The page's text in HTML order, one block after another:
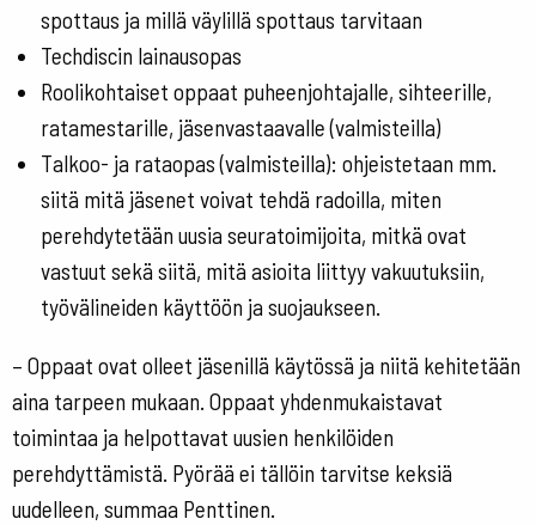
spottaus ja millä väylillä spottaus tarvitaan
Techdiscin lainausopas
Roolikohtaiset oppaat puheenjohtajalle, sihteerille,
ratamestarille, jäsenvastaavalle (valmisteilla)
Talkoo- ja rataopas (valmisteilla): ohjeistetaan mm.
siitä mitä jäsenet voivat tehdä radoilla, miten
perehdytetään uusia seuratoimijoita, mitkä ovat
vastuut sekä siitä, mitä asioita liittyy vakuutuksiin,
työvälineiden käyttöön ja suojaukseen.
– Oppaat ovat olleet jäsenillä käytössä ja niitä kehitetään
aina tarpeen mukaan. Oppaat yhdenmukaistavat
toimintaa ja helpottavat uusien henkilöiden
perehdyttämistä. Pyörää ei tällöin tarvitse keksiä
uudelleen, summaa Penttinen.